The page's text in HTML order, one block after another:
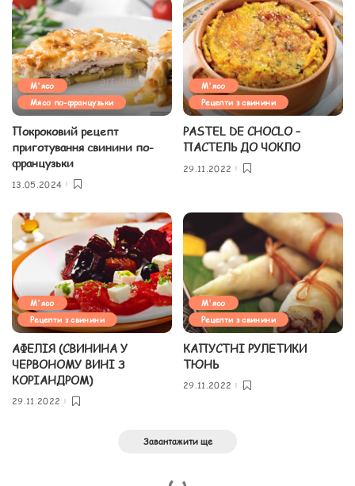
М'ясо
Мясо по-французьки
Покроковий рецепт
приготування свинини по-
французьки
13.05.2024
М'ясо
Рецепти з свинини
PASTEL DE CHOCLO –
ПАСТЕЛЬ ДО ЧОКЛО
29.11.2022
М'ясо
Рецепти з свинини
АФЕЛІЯ (СВИНИНА У
ЧЕРВОНОМУ ВИНІ З
КОРІАНДРОМ)
29.11.2022
М'ясо
Рецепти з свинини
КАПУСТНІ РУЛЕТИКИ
ТЮНЬ
29.11.2022
Завантажити ще